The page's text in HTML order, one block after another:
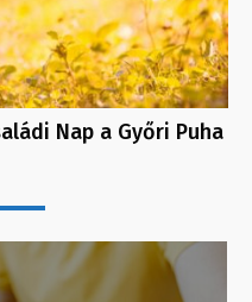
Nap a Győri Puha